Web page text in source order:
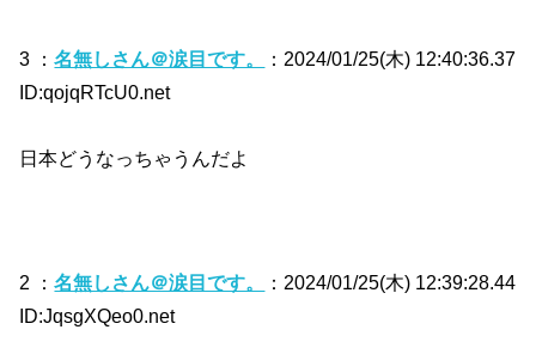
3 ：名無しさん＠涙目です。
：2024/01/25(木) 12:40:36.37
ID:qojqRTcU0.net
日本どうなっちゃうんだよ
2 ：名無しさん＠涙目です。
：2024/01/25(木) 12:39:28.44
ID:JqsgXQeo0.net